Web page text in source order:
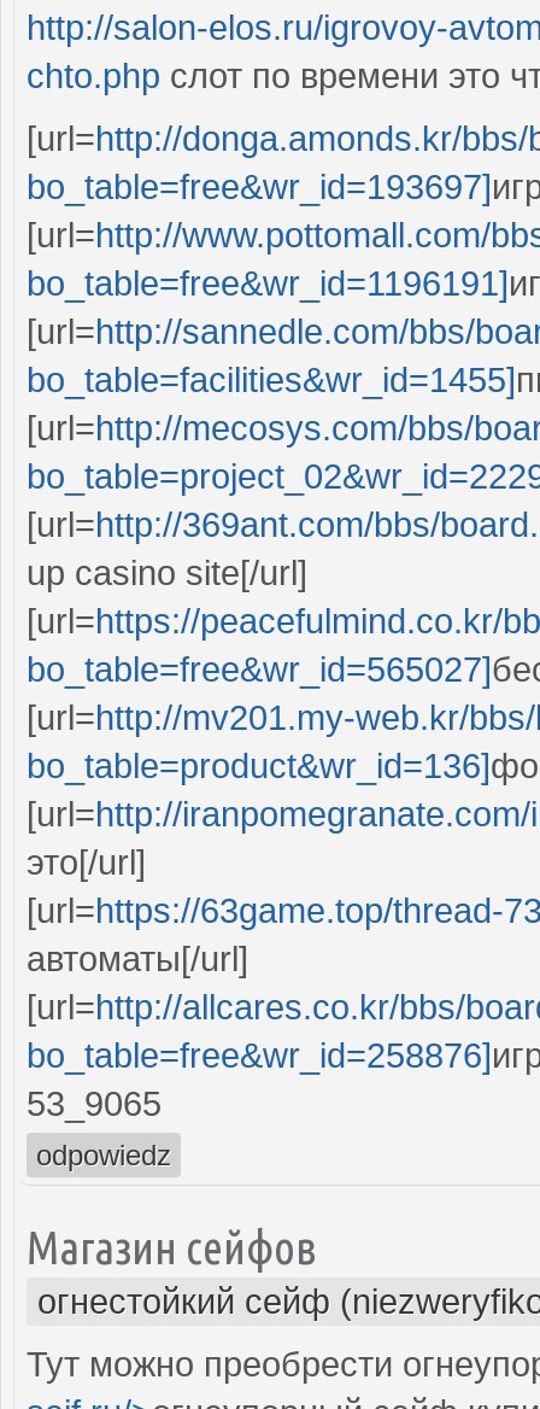
http://salon-elos.ru/igrovoy-
chto.php слот по времени это
[url=http://donga.amonds.kr/bbs/
bo_table=free&wr_id=193697]
[url=http://www.pottomall.com/
bo_table=free&wr_id=1196191]
[url=http://sannedle.com/bbs/
bo_table=facilities&wr_id=1455]
[url=http://mecosys.com/bbs/
[url=http://369ant.com/bbs/
up casino site[/url]
[url=https://peacefulmind.co.kr/
bo_table=free&wr_id=565027]
[url=http://mv201.my-web.kr/
bo_table=product&wr_id=136]
[url=http://
это[/url]
[url=https://63game.top/thread-
автоматы[/url]
[url=http://allcares.co.kr/bbs/
bo_table=free&wr_id=258876]
53_9065
odpowiedz
Магазин сейфов
огнестойкий сейф
Тут можно преобрести